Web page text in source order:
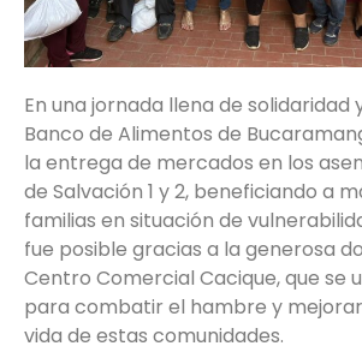
En una jornada llena de solidaridad
Banco de Alimentos de
la entrega de mercados en los
de Salvación 1 y 2, beneficiando a
familias en situación de
fue posible gracias a la generosa
Centro Comercial Cacique, que se
para combatir el hambre y
vida de estas comunidades.